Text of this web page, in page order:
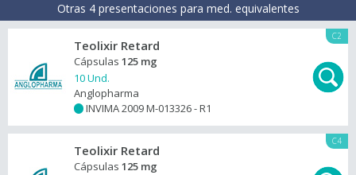
Otras 4 presentaciones para med. equivalentes
C2
Teolixir Retard
Cápsulas 125 mg
10 Und.
Anglopharma
INVIMA 2009 M-013326 - R1
C4
Teolixir Retard
Cápsulas 125 mg